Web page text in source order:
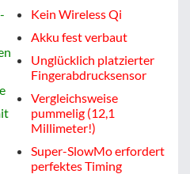
Kein Wireless Qi
Akku fest verbaut
Unglücklich platzierter
Fingerabdrucksensor
Vergleichsweise
pummelig (12,1
Millimeter!)
Super-SlowMo erfordert
perfektes Timing